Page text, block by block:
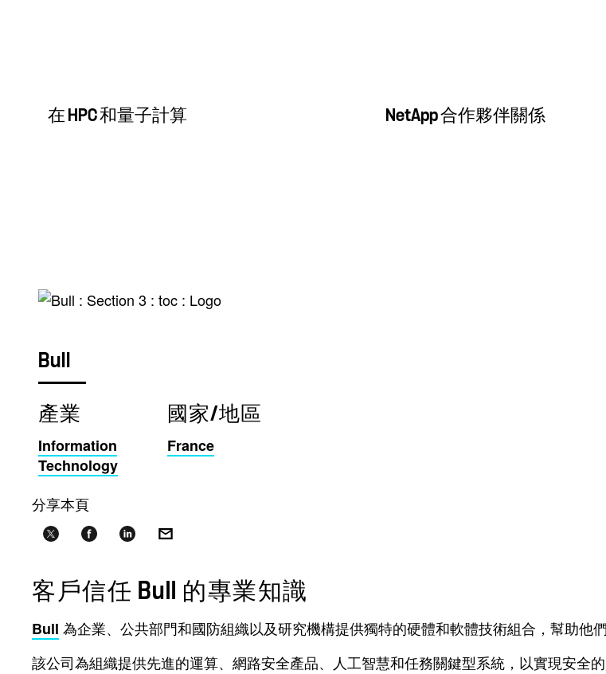
在 HPC 和量子計算 NetApp 合作夥伴關係
Bull
產業
Information
Technology
國家/地區
France
分享本頁
客戶信任 Bull 的專業知識
Bull 為企業、公共部門和國防組織以及研究機構提供獨特的硬體和軟體技術組合，幫助他
該公司為組織提供先進的運算、網路安全產品、人工智慧和任務關鍵型系統，以實現安全